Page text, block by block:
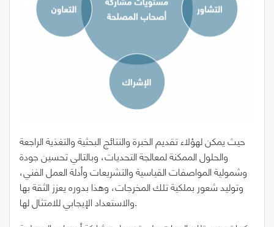
حيث يمكن لهؤلاء تقديم الخبرة والنتائج البحثية والتغذية الراجعة
والحلول الممكنة لمعالجة التحديات، وبالتالي تحسين جودة
وشمولية المواصفات القياسية والتشريعات وأدلة العمل الفني،
وتوليد شعور بملكية تلك المخرجات، وهذا بدوره يعزز الثقة بها
والاستعداد الإيجابي للامتثال لها.